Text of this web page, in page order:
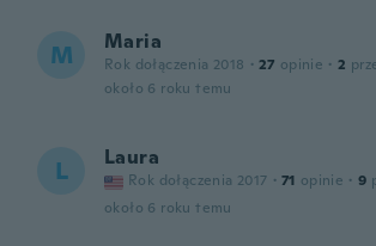
M Maria
Rok dołączenia 2018 · 27 opinie · 2
około 6 roku temu
L Laura
Rok dołączenia 2017 · 71 opinie · 9
około 6 roku temu